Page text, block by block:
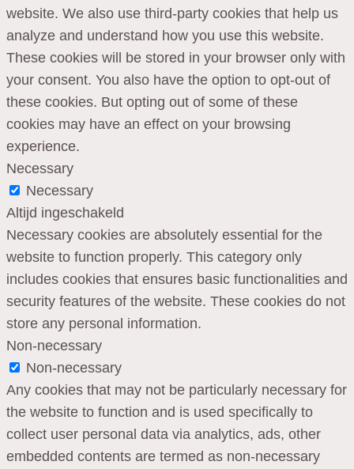
website. We also use third-party cookies that help us
analyze and understand how you use this website.
These cookies will be stored in your browser only with
your consent. You also have the option to opt-out of
these cookies. But opting out of some of these
cookies may have an effect on your browsing
experience.
Necessary
Necessary
Altijd ingeschakeld
Necessary cookies are absolutely essential for the
website to function properly. This category only
includes cookies that ensures basic functionalities and
security features of the website. These cookies do not
store any personal information.
Non-necessary
Non-necessary
Any cookies that may not be particularly necessary for
the website to function and is used specifically to
collect user personal data via analytics, ads, other
embedded contents are termed as non-necessary